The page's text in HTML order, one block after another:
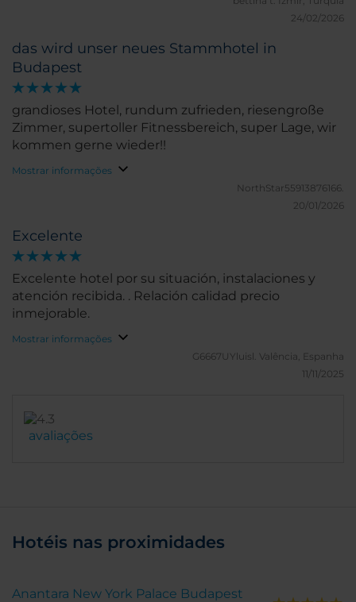
24/02/2026
das wird unser neues Stammhotel in
Budapest
grandioses Hotel, rundum zufrieden, riesengroße
Zimmer, supertoller Fitnessbereich, super Lage, wir
kommen gerne wieder!!
Mostrar informações
NorthStar55913876166.
20/01/2026
Excelente
Excelente hotel por su situación, instalaciones y
atención recibida. . Relación calidad precio
inmejorable.
Mostrar informações
G6667UYluisl. Valência, Espanha
11/11/2025
avaliações
Hotéis nas proximidades
Anantara New York Palace Budapest